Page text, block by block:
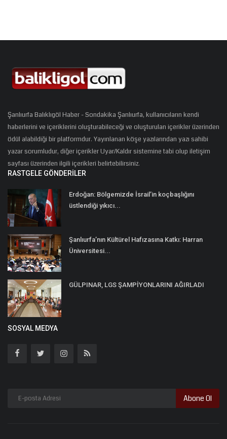
Şanlıurfa Balıklıgöl Haber - Sondakika Şanlıurfa, kullanıcıların kendi
haberlerini ve içeriklerini oluşturabileceği ve oluşturulan içerikler üzerinden
ödül alabildiği bir platformdur. Yayınlanan köşe yazılarından yazı sahibi
yazar sorumludur, diğer içerikler Uyar/Kaldır sistemine tabi olup iletişim
sayfası üzerinden ilgili içerikleri belirtebilirsiniz.
RASTGELE GÖNDERILER
Erdoğan: Bölgemizde İsrail’in koçbaşlığını
üstlendiği yıkıcı...
Şanlıurfa’nın Kültürel Hafızasına Katkı: Harran
Üniversitesi...
GÜLPINAR, LGS ŞAMPİYONLARINI AĞIRLADI
SOSYAL MEDYA
Abone Ol